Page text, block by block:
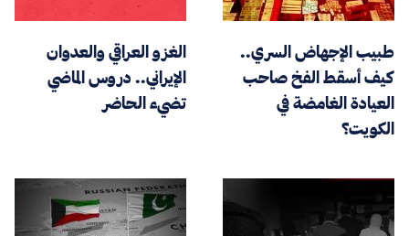
طبيب الإجهاض السري..
كيف أسقط الفخ صاحب
العيادة الغامضة في
الكويت؟
الغزو العراقي والعدوان
الإيراني.. دروس الماضي
تضيء الحاضر